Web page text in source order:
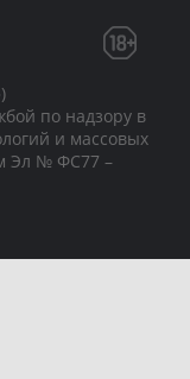
по надзору в
и массовых
Эл № ФС77 –